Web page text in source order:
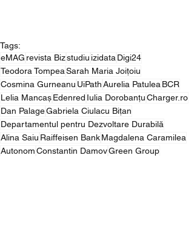
Tags:
eMAG revista Bizstudiu izidata Digi24
Teodora TompeaSarah Maria Joițoiu
Cosmina Gurneanu UiPathAurelia Patulea BCR
Lelia MancașEdenred Iulia DorobanțuCharger.ro
Dan PalageGabriela Ciulacu Bițan
Departamentul pentru Dezvoltare Durabilă
Alina Saiu Raiffeisen BankMagdalena Caramilea
AutonomConstantin DamovGreen Group